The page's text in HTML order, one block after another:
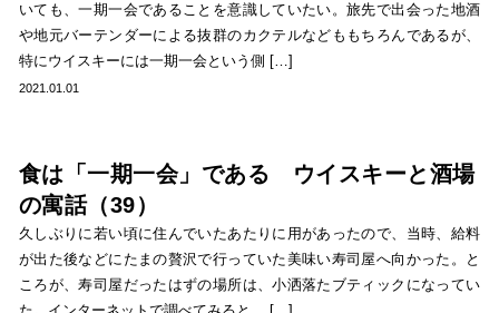
いても、一期一会であることを意識していたい。旅先で出会った地酒
や地元バーテンダーによる抜群のカクテルなどももちろんであるが、
特にウイスキーには一期一会という側 […]
2021.01.01
食は「一期一会」である ウイスキーと酒場
の寓話（39）
久しぶりに若い頃に住んでいたあたりに用があったので、当時、給料
が出た後などにたまの贅沢で行っていた美味い寿司屋へ向かった。と
ころが、寿司屋だったはずの場所は、小洒落たブティックになってい